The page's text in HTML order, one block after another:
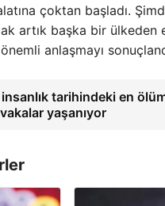
çoktan başladı.
artık başka bir
anlaşmayı
tarihindeki en
yaşanıyor